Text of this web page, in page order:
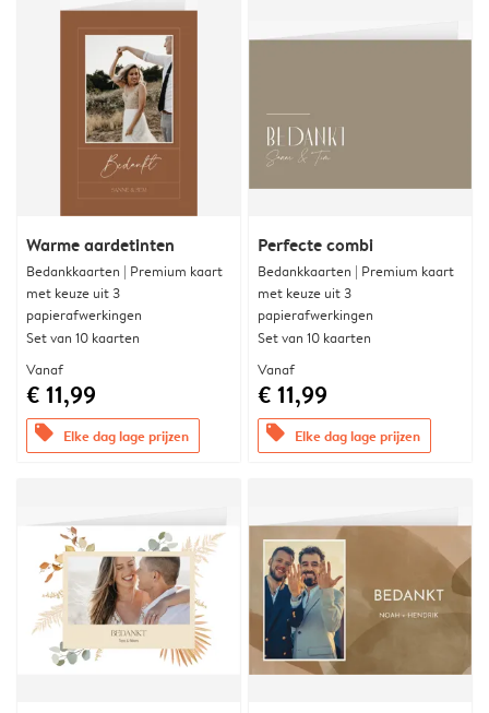
Warme aardetinten
Bedankkaarten | Premium kaart
met keuze uit 3
papierafwerkingen
Set van 10 kaarten
Vanaf
€ 11,99
offers Elke dag lage prijzen
Perfecte combi
Bedankkaarten | Premium kaart
met keuze uit 3
papierafwerkingen
Set van 10 kaarten
Vanaf
€ 11,99
offers Elke dag lage prijzen